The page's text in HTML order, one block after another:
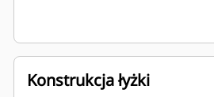
Konstrukcja łyżki